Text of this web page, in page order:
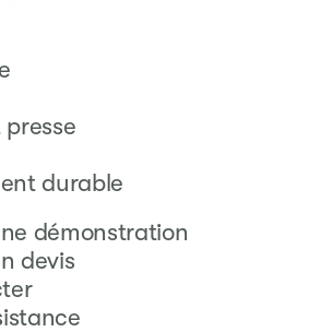
durable
démonstration
devis